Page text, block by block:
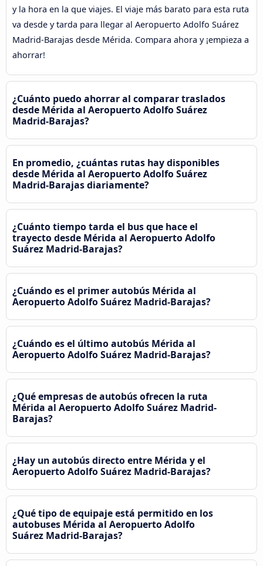
y la hora en la que viajes. El viaje más barato para esta ruta
va desde y tarda para llegar al Aeropuerto Adolfo Suárez
Madrid-Barajas desde Mérida. Compara ahora y ¡empieza a
ahorrar!
¿Cuánto puedo ahorrar al comparar traslados
desde Mérida al Aeropuerto Adolfo Suárez
Madrid-Barajas?
En promedio, ¿cuántas rutas hay disponibles
desde Mérida al Aeropuerto Adolfo Suárez
Madrid-Barajas diariamente?
¿Cuánto tiempo tarda el bus que hace el
trayecto desde Mérida al Aeropuerto Adolfo
Suárez Madrid-Barajas?
¿Cuándo es el primer autobús Mérida al
Aeropuerto Adolfo Suárez Madrid-Barajas?
¿Cuándo es el último autobús Mérida al
Aeropuerto Adolfo Suárez Madrid-Barajas?
¿Qué empresas de autobús ofrecen la ruta
Mérida al Aeropuerto Adolfo Suárez Madrid-
Barajas?
¿Hay un autobús directo entre Mérida y el
Aeropuerto Adolfo Suárez Madrid-Barajas?
¿Qué tipo de equipaje está permitido en los
autobuses Mérida al Aeropuerto Adolfo
Suárez Madrid-Barajas?